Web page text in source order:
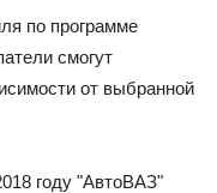
по программе
смогут
от выбранной
году "АвтоВАЗ"